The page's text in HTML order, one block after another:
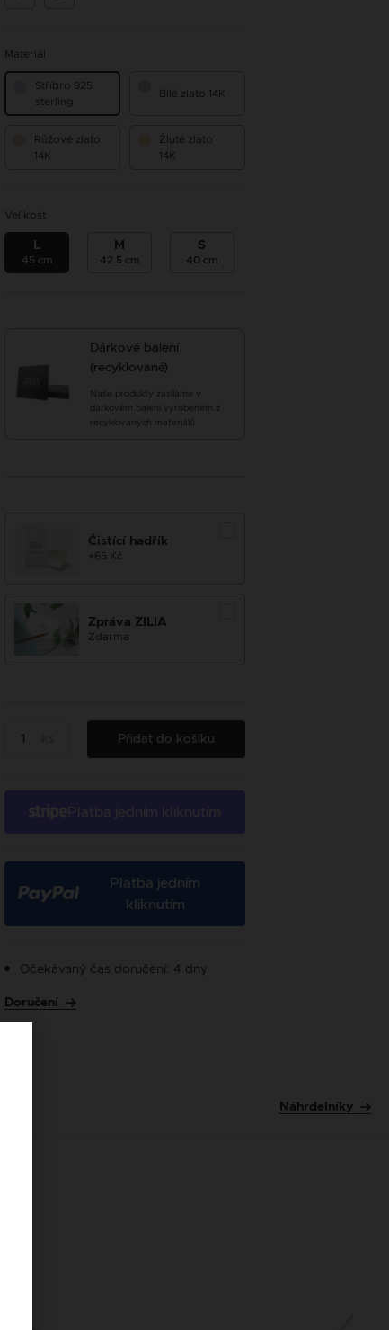
Materiál
Stříbro 925
sterling
Bílé zlato 14K
Růžové zlato
14K
Žluté zlato
14K
Velikost
L
45 cm
M
42.5 cm
S
40 cm
Dárkové balení
(recyklované)
Naše produkty zasíláme v
dárkovém balení vyrobeném z
recyklovaných materiálů
Čistící hadřík
+65 Kč
Zpráva ZILIA
Zdarma
Přidat do košíku
Platba jedním
kliknutím
Očekávaný čas doručení: 4 dny
Doručení
Náhrdelníky